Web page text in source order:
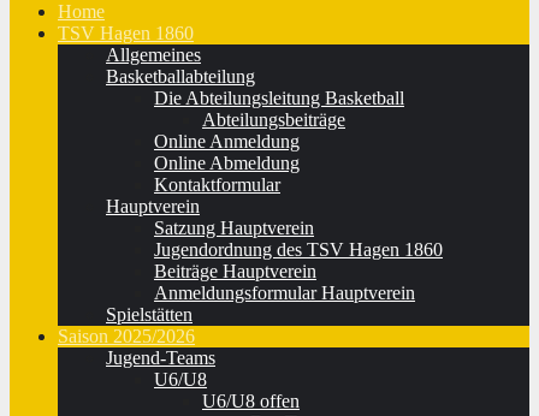
Home
TSV Hagen 1860
Allgemeines
Basketballabteilung
Die Abteilungsleitung Basketball
Abteilungsbeiträge
Online Anmeldung
Online Abmeldung
Kontaktformular
Hauptverein
Satzung Hauptverein
Jugendordnung des TSV Hagen 1860
Beiträge Hauptverein
Anmeldungsformular Hauptverein
Spielstätten
Saison 2025/2026
Jugend-Teams
U6/U8
U6/U8 offen